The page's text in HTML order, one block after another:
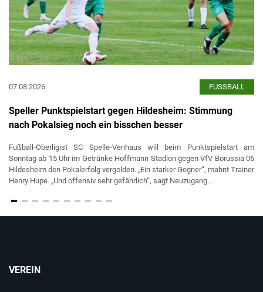
07.08.2026 FUSSBALL
Speller Punktspielstart gegen Hildesheim: Stimmung
nach Pokalsieg noch ein bisschen besser
Fußball-Oberligist SC Spelle-Venhaus will beim Punktspielstart am
Sonntag ab 15 Uhr im Getränke Hoffmann Stadion gegen VfV Borussia 06
Hildesheim den Pokalerfolg vergolden. „Ein starker Gegner“, mahnt Trainer
Henry Hupe. „Und offensiv sehr gefährlich“, sagt Neuzugang...
VEREIN